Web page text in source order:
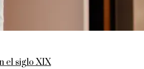
el siglo XIX